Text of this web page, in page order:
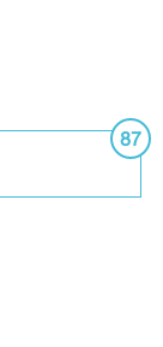
87